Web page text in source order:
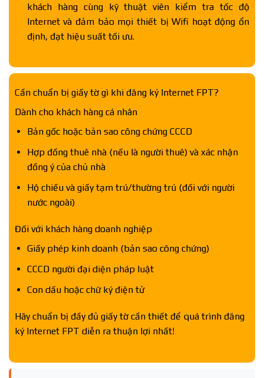
khách hàng cùng kỹ thuật viên kiểm tra tốc độ
Internet và đảm bảo mọi thiết bị Wifi hoạt động ổn
định, đạt hiệu suất tối ưu.
Cần chuẩn bị giấy tờ gì khi đăng ký Internet FPT?
Dành cho khách hàng cá nhân
Bản gốc hoặc bản sao công chứng CCCD
Hợp đồng thuê nhà (nếu là người thuê) và xác nhận
đồng ý của chủ nhà
Hộ chiếu và giấy tạm trú/thường trú (đối với người
nước ngoài)
Đối với khách hàng doanh nghiệp
Giấy phép kinh doanh (bản sao công chứng)
CCCD người đại diện pháp luật
Con dấu hoặc chữ ký điện tử
Hãy chuẩn bị đầy đủ giấy tờ cần thiết để quá trình đăng
ký Internet FPT diễn ra thuận lợi nhất!